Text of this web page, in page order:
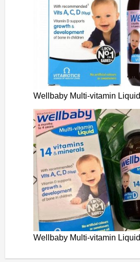
Wellbaby Multi-vitamin Liquid
Wellbaby Multi-vitamin Liquid